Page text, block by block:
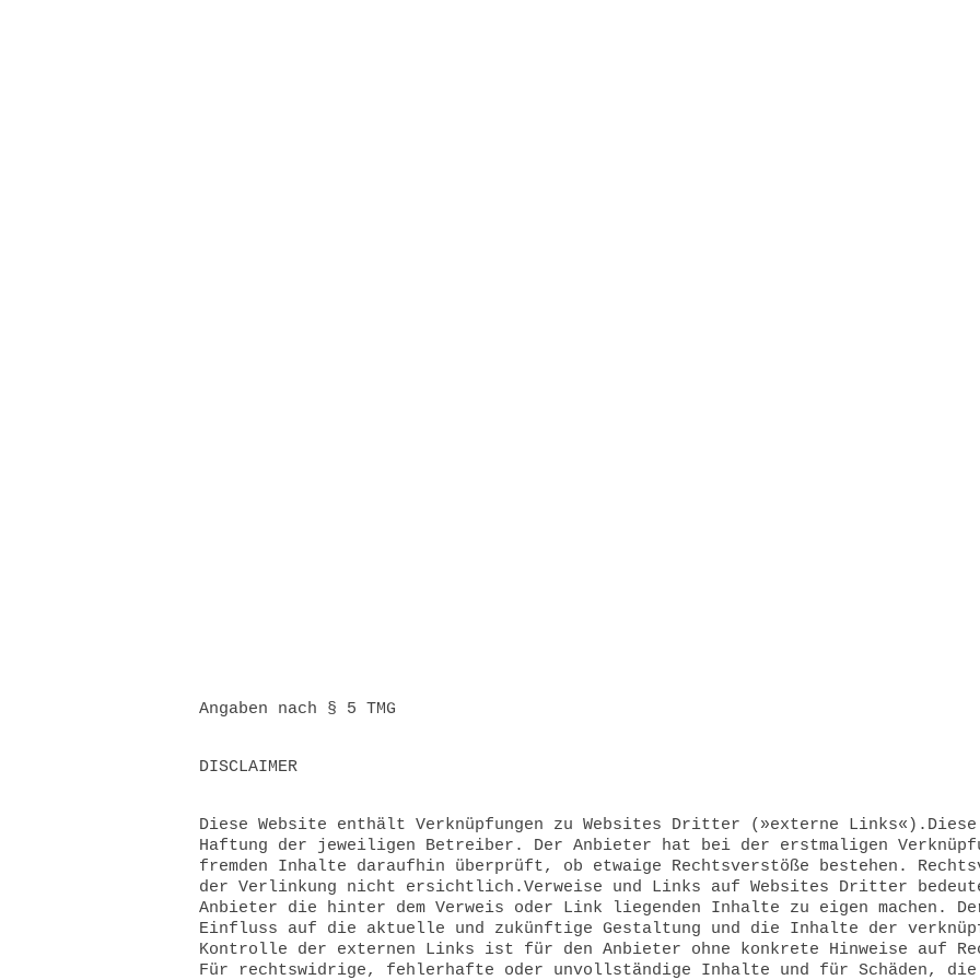
Angaben nach § 5 TMG
DISCLAIMER
Diese Website enthält Verknüpfungen zu Websites Dritter (»externe
Haftung der jeweiligen Betreiber. Der Anbieter hat bei der erstmaligen
fremden Inhalte daraufhin überprüft, ob etwaige Rechtsverstöße bestehen.
der Verlinkung nicht ersichtlich.Verweise und Links auf Websites Dritter
Anbieter die hinter dem Verweis oder Link liegenden Inhalte zu eigen machen.
Einfluss auf die aktuelle und zukünftige Gestaltung und die Inhalte der
Kontrolle der externen Links ist für den Anbieter ohne konkrete Hinweise auf
Für rechtswidrige, fehlerhafte oder unvollständige Inhalte und für Schäden, die